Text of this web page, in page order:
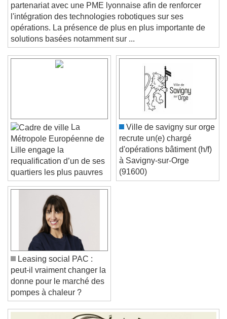
Text
Opacity
Text Background
Caption Area Background
Font Size
Text Edge Style
Font Family
Reset
Done
Close Modal Dialog
End of dialog window.
partenariat avec une PME lyonnaise afin de renforcer
l'intégration des technologies robotiques sur ses
opérations. La présence de plus en plus importante de
solutions basées notamment sur ...
La
Métropole Européenne de
Lille engage la
requalification d’un de ses
quartiers les plus pauvres
Ville de savigny sur orge
recrute un(e) chargé
d'opérations bâtiment (h/f)
à Savigny-sur-Orge
(91600)
Leasing social PAC :
peut-il vraiment changer la
donne pour le marché des
pompes à chaleur ?